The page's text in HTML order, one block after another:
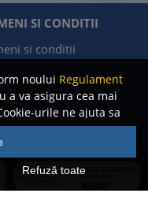
noului Regulament
a va asigura cea mai
urile ne ajuta sa
va dvs.,
si mult mai
ul nostru si partenerii
detalii despre politica
Refuză toate
SI CONDITII
si conditii